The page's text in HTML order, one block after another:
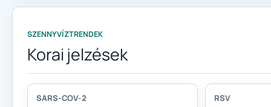
SZENNYVÍZTRENDEK
Korai jelzések
SARS-COV-2 RSV